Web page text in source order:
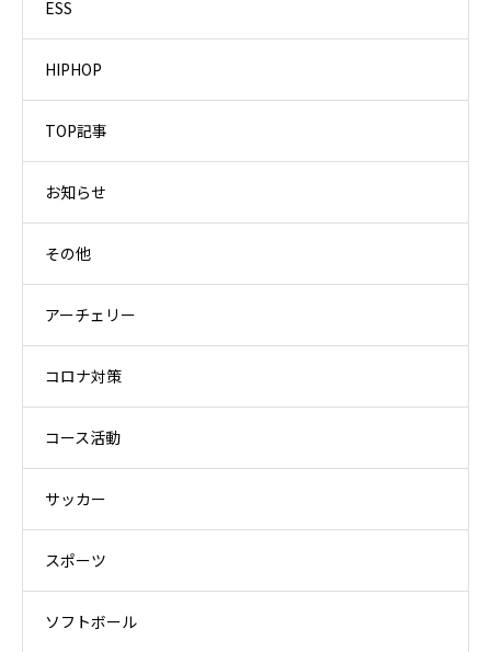
ESS
HIPHOP
TOP記事
お知らせ
その他
アーチェリー
コロナ対策
コース活動
サッカー
スポーツ
ソフトボール